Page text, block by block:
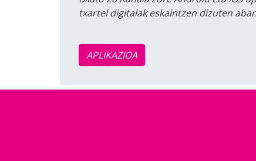
txartel digitalak eskaintzen dizuten
APLIKAZIOA